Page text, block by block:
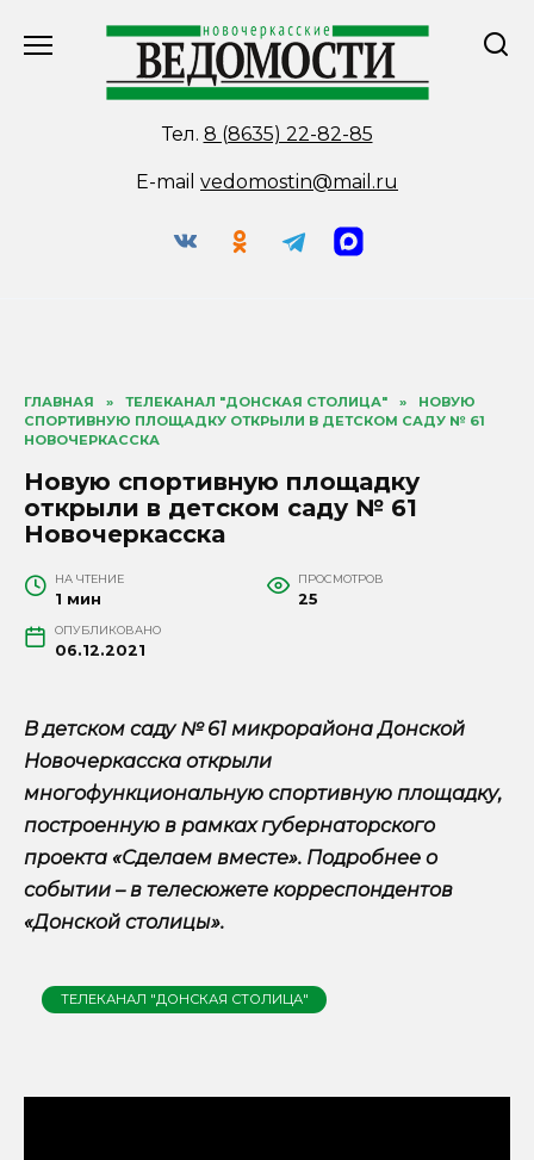
Тел. 8 (8635) 22-82-85
E-mail vedomostin@mail.ru
ГЛАВНАЯ » ТЕЛЕКАНАЛ "ДОНСКАЯ СТОЛИЦА" »
НОВУЮ
СПОРТИВНУЮ ПЛОЩАДКУ ОТКРЫЛИ В ДЕТСКОМ САДУ № 61
НОВОЧЕРКАССКА
Новую спортивную площадку
открыли в детском саду № 61
Новочеркасска
НА ЧТЕНИЕ
1 мин
ПРОСМОТРОВ
25
ОПУБЛИКОВАНО
06.12.2021
В детском саду № 61 микрорайона Донской
Новочеркасска открыли
многофункциональную спортивную площадку,
построенную в рамках губернаторского
проекта «Сделаем вместе». Подробнее о
событии – в телесюжете корреспондентов
«Донской столицы».
ТЕЛЕКАНАЛ "ДОНСКАЯ СТОЛИЦА"